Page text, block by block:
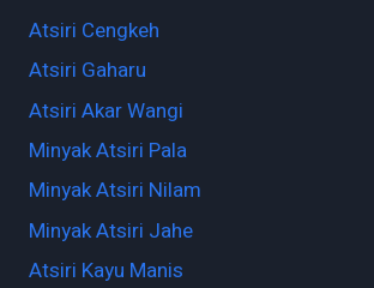
Atsiri Cengkeh
Atsiri Gaharu
Atsiri Akar Wangi
Minyak Atsiri Pala
Minyak Atsiri Nilam
Minyak Atsiri Jahe
Atsiri Kayu Manis